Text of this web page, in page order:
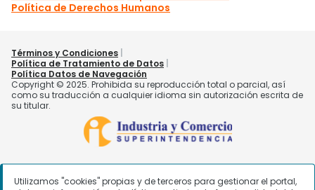
Utilizamos "cookies" propias y de terceros para gestionar el portal,